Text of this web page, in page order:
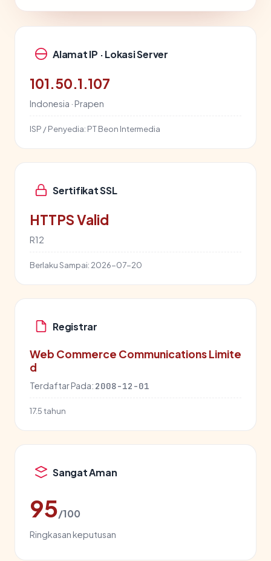
Alamat IP · Lokasi Server
101.50.1.107
Indonesia · Prapen
ISP / Penyedia: PT Beon Intermedia
Sertifikat SSL
HTTPS Valid
R12
Berlaku Sampai: 2026-07-20
Registrar
Web Commerce Communications Limite
d
Terdaftar Pada: 2008-12-01
17.5 tahun
Sangat Aman
95/100
Ringkasan keputusan